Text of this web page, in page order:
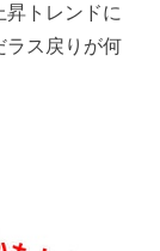
昇トレンドに
ラス戻りが何